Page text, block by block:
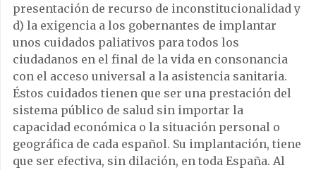
presentación de recurso de inconstitucionalidad y
d) la exigencia a los gobernantes de implantar
unos cuidados paliativos para todos los
ciudadanos en el final de la vida en consonancia
con el acceso universal a la asistencia sanitaria.
Éstos cuidados tienen que ser una prestación del
sistema público de salud sin importar la
capacidad económica o la situación personal o
geográfica de cada español. Su implantación, tiene
que ser efectiva, sin dilación, en toda España. Al